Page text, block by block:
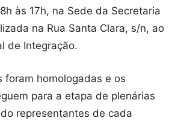
às 17h, na Sede da Secretaria
na Rua Santa Clara, s/n, ao
de Integração.
foram homologadas e os
para a etapa de plenárias
representantes de cada